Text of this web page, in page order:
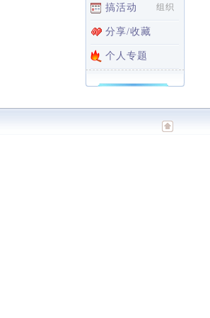
搞活动 组织
分享/收藏
个人专题